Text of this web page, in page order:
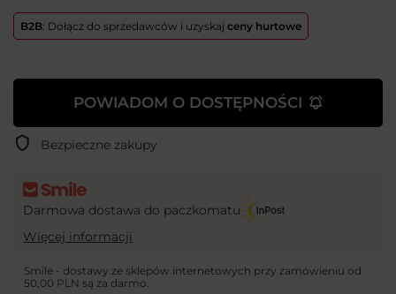
B2B: Dołącz do sprzedawców i uzyskaj ceny hurtowe
POWIADOM O DOSTĘPNOŚCI
Bezpieczne zakupy
Darmowa dostawa do paczkomatu
Więcej informacji
Smile - dostawy ze sklepów internetowych przy zamówieniu od
50,00 PLN są za darmo.